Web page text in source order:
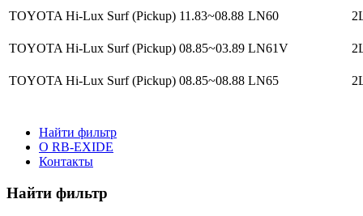
TOYOTA Hi-Lux Surf (Pickup) 11.83~08.88 LN60
TOYOTA Hi-Lux Surf (Pickup) 08.85~03.89 LN61V
TOYOTA Hi-Lux Surf (Pickup) 08.85~08.88 LN65
Найти фильтр
О RB-EXIDE
Контакты
Найти фильтр